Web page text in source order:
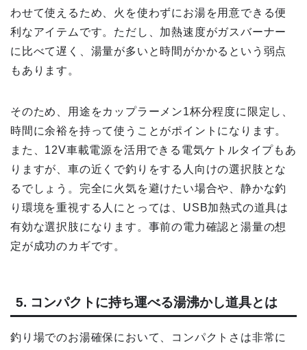
わせて使えるため、火を使わずにお湯を用意できる便
利なアイテムです。ただし、加熱速度がガスバーナー
に比べて遅く、湯量が多いと時間がかかるという弱点
もあります。
そのため、用途をカップラーメン1杯分程度に限定し、
時間に余裕を持って使うことがポイントになります。
また、12V車載電源を活用できる電気ケトルタイプもあ
りますが、車の近くで釣りをする人向けの選択肢とな
るでしょう。完全に火気を避けたい場合や、静かな釣
り環境を重視する人にとっては、USB加熱式の道具は
有効な選択肢になります。事前の電力確認と湯量の想
定が成功のカギです。
5. コンパクトに持ち運べる湯沸かし道具とは
釣り場でのお湯確保において、コンパクトさは非常に